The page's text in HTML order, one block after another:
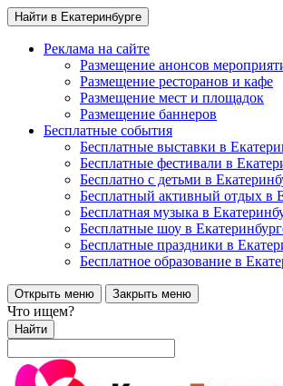
Найти в Екатеринбурге
Реклама на сайте
Размещение анонсов
Размещение ресторанов и кафе
Размещение мест и площадок
Размещение баннеров
Бесплатные события
Бесплатные выставки в
Бесплатные фестивали в
Бесплатно с детьми в
Бесплатный активный отдых в
Бесплатная музыка в
Бесплатные шоу в
Бесплатные праздники в
Бесплатное образование в
Открыть меню Закрыть меню
Что ищем?
Найти